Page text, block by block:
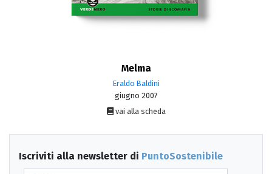
Melma
Eraldo Baldini
giugno 2007
vai alla scheda
Iscriviti alla newsletter di PuntoSostenibile